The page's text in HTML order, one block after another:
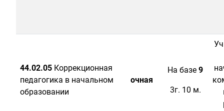
44.02.05 Коррекционная
педагогика в начальном
образовании
очная
На базе 9
3г. 10 м.